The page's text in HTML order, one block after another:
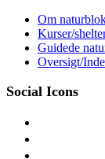
Skip
content
Om
Kurser/
Guidede
Oversigt/
Social Icons